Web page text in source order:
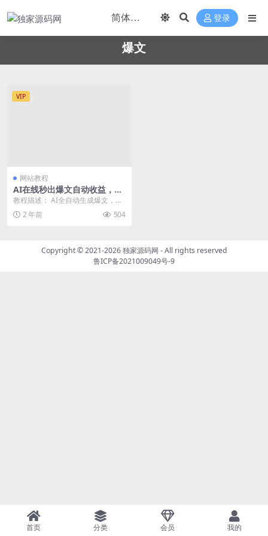
登录
爆文
VIP
网站教程
AI在线秒出爆文自动收益，矩
阵操作模式，日收益1000+可
教程描述： AI全自动生成爆文，全
平台可做，利用工具一小时能做出
几十篇文章，矩阵...
2 年前 504
Copyright © 2021-2026独家源码网 - All rights reserved
鲁ICP备2021009049号-9
首页 分类 会员 我的